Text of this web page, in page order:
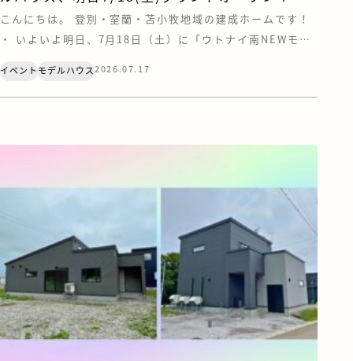
こんにちは。 登別・室蘭・苫小牧地域の建成ホームです！
・ いよいよ明日、7月18日（土）に「ウトナイ南NEWモデ
れていたベールを脱ぎ、ついにその全貌が公開となります！
今回のテーマは、「おしゃれ」と「心地よさ」、そして“と
イベント モデルハウス2026.07.17